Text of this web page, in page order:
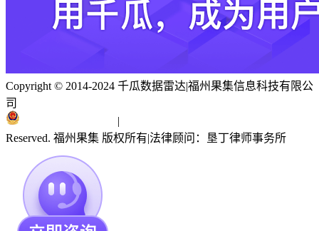
Copyright © 2014-2024 千瓜数据雷达|福州果集信息科技有限公
司
|
Reserved. 福州果集 版权所有|法律顾问：垦丁律师事务所